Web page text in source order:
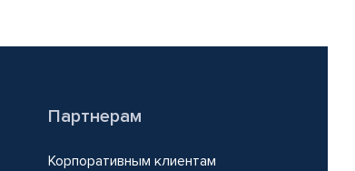
Партнерам
Корпоративным клиентам